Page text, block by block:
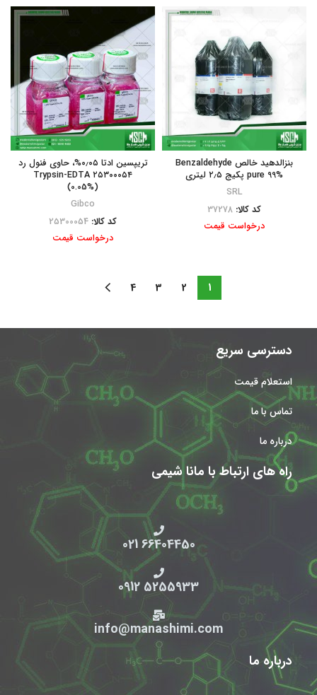
بنزالدهید خالص Benzaldehyde
pure 99% پکیج ۲٫۵ لیتری
SRL
کد کالا: 37278
درخواست قیمت
تریپسین ادتا ۰٫۰۵%، حاوی فنول رد
۲۵۳۰۰۰۵۴ Trypsin-EDTA
(0.05%)
Gibco
کد کالا: 25300054
درخواست قیمت
1
2
3
4
دسترسی سریع
استعلام قیمت
تماس با ما
درباره ما
راه های ارتباط با مانا شیمی
66404450 021
5255933 0912
info@manashimi.com
درباره ما